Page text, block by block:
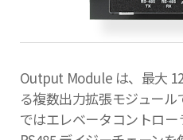
Output Module は、最大
る複数出力拡張モジュー
ではエレベータコントロー